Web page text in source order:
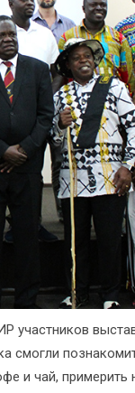
участников
смогли
и чай, примерить